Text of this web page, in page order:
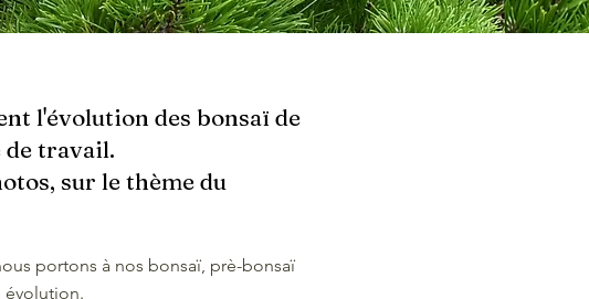
l'évolution des bonsaï de
de travail.
sur le thème du
portons à nos bonsaï, prè-bonsaï
évolution.